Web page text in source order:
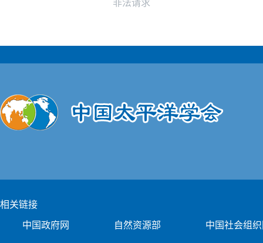
相关链接
中国政府网
自然资源部 中国社会组